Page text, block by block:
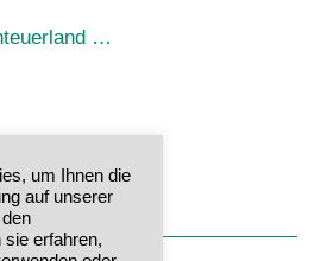
…
um Ihnen die
auf unserer
sie erfahren,